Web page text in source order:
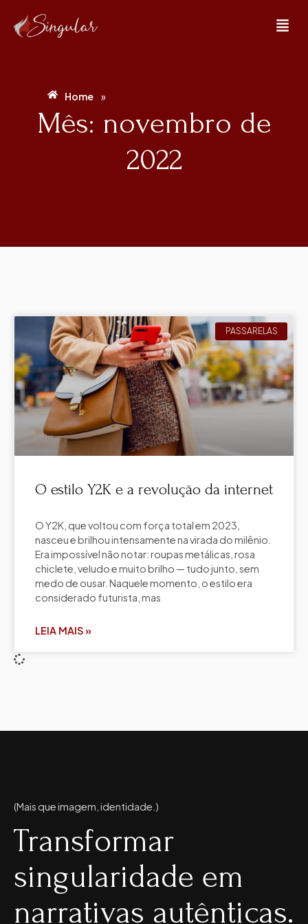
Home »
Mês: novembro de
2022
PASSARELAS
O estilo Y2K e a revolução da internet
O Y2K, que voltou com força total em 2023,
nasceu e brilhou intensamente na virada do milênio.
Era impossível não notar: roupas metálicas, rosa
chiclete, veludo e muito brilho — tudo junto, sem
medo de ousar. Naquele momento, o estilo era
considerado futurista, mas
LEIA MAIS »
(Mais que imagem, identidade.)
Transformar
singularidade em
narrativas autênticas.